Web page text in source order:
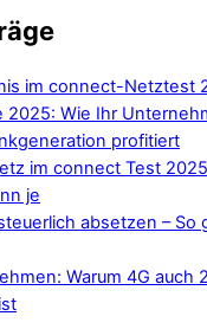
im connect-Netztest
2025: Wie Ihr
profitiert
im connect Test
je
absetzen – So
Warum 4G auch